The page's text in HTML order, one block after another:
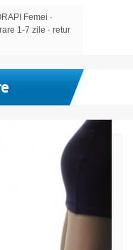
Femei ·
1-7 zile · retur